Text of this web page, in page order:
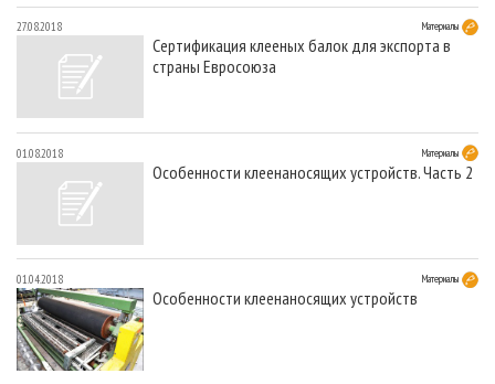
27.08.2018 Материалы
Сертификация клееных балок для экспорта в
страны Евросоюза
01.08.2018 Материалы
Особенности клеенаносящих устройств. Часть 2
01.04.2018 Материалы
Особенности клеенаносящих устройств